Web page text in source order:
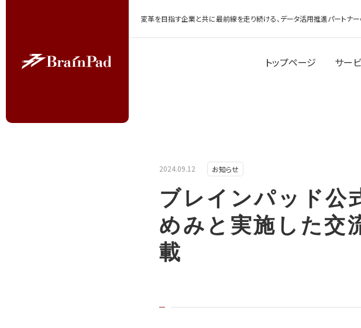
変革を目指す企業と共に最前線を走り続ける、データ活用推進パートナ
トップページ サー
2024.09.12 お知らせ
ブレインパッド公
めみと実施した交
載